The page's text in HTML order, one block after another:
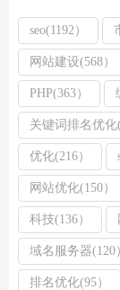
seo(1192）
网站建设(568）
PHP(363）
关键词排名优化
优化(216）
网站优化(150）
科技(136）
域名服务器(120
排名优化(95）